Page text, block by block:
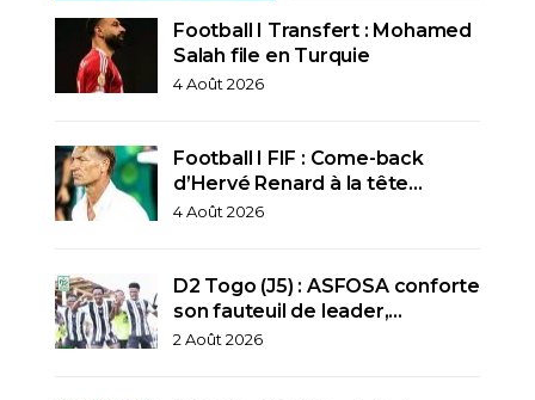
Football I Transfert : Mohamed
Salah file en Turquie
4 Août 2026
Football I FIF : Come-back
d’Hervé Renard à la tête…
4 Août 2026
D2 Togo (J5) : ASFOSA conforte
son fauteuil de leader,…
2 Août 2026